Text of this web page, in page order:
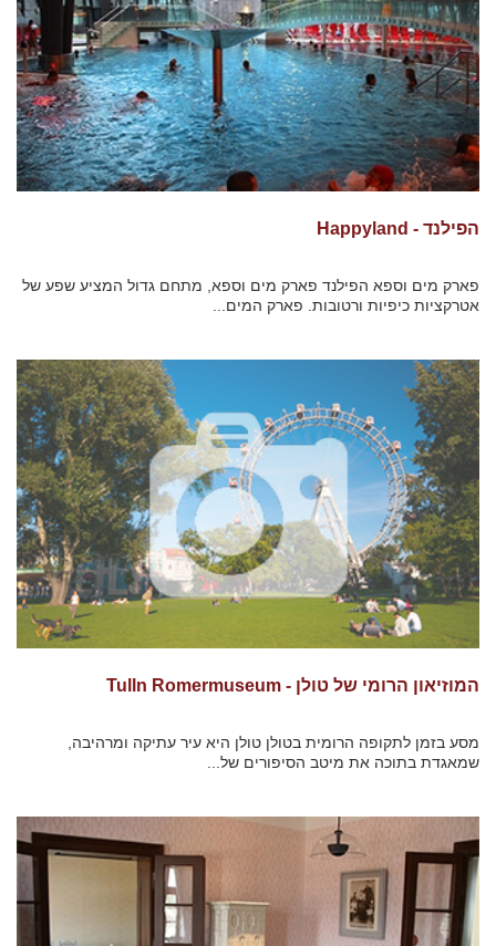
הפילנד - Happyland
פארק מים וספא הפילנד פארק מים וספא, מתחם גדול המציע שפע של
אטרקציות כיפיות ורטובות. פארק המים...
המוזיאון הרומי של טולן - Tulln Romermuseum
מסע בזמן לתקופה הרומית בטולן טולן היא עיר עתיקה ומרהיבה,
שמאגדת בתוכה את מיטב הסיפורים של...